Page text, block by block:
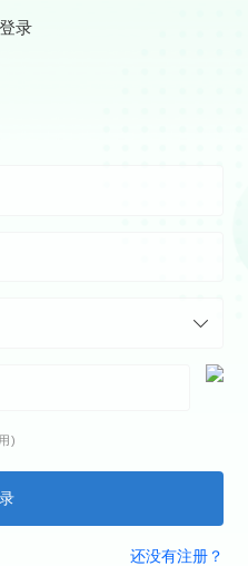
录
)
还没有注册？